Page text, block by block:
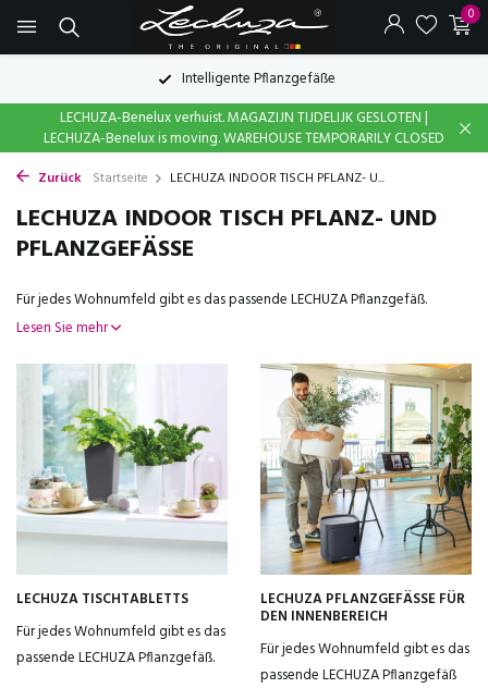
0
Intelligente Pflanzgefäße
LECHUZA-Benelux verhuist. MAGAZIJN TIJDELIJK GESLOTEN |
LECHUZA-Benelux is moving. WAREHOUSE TEMPORARILY CLOSED
Zurück Startseite LECHUZA INDOOR TISCH PFLANZ- U...
LECHUZA INDOOR TISCH PFLANZ- UND
PFLANZGEFÄSSE
Für jedes Wohnumfeld gibt es das passende LECHUZA Pflanzgefäß.
Lesen Sie mehr
LECHUZA TISCHTABLETTS
Für jedes Wohnumfeld gibt es das
passende LECHUZA Pflanzgefäß.
LECHUZA PFLANZGEFÄSSE FÜR
DEN INNENBEREICH
Für jedes Wohnumfeld gibt es das
passende LECHUZA Pflanzgefäß